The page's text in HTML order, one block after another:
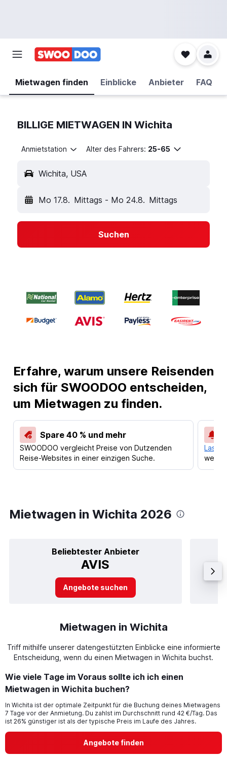
Mietwagen finden Einblicke Anbieter FAQ
BILLIGE MIETWAGEN IN Wichita
Anmietstation Alter des Fahrers: 25-65
Wichita, USA
Mo 17.8. Mittags - Mo 24.8. Mittags
Suchen
Erfahre, warum unsere Reisenden
sich für SWOODOO entscheiden,
um Mietwagen zu finden.
Spare 40 % und mehr
SWOODOO vergleicht Preise von Dutzenden
Reise-Websites in einer einzigen Suche.
Lass
Mietwagen in Wichita 2026
Beliebtester Anbieter
AVIS
Angebote suchen
Mietwagen in Wichita
Triff mithilfe unserer datengestützten Einblicke eine informierte
Entscheidung, wenn du einen Mietwagen in Wichita buchst.
Wie viele Tage im Voraus sollte ich ich einen
Mietwagen in Wichita buchen?
In Wichita ist der optimale Zeitpunkt für die Buchung deines Mietwagens
7 Tage vor der Anmietung. Du zahlst im Durchschnitt rund 42 €/Tag. Das
ist 26% günstiger ist als der typische Preis im Laufe des Jahres.
Angebote finden